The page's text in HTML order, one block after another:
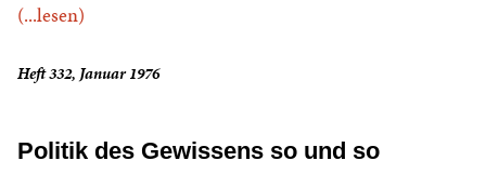
(...lesen)
Heft 332, Januar 1976
Politik des Gewissens so und so